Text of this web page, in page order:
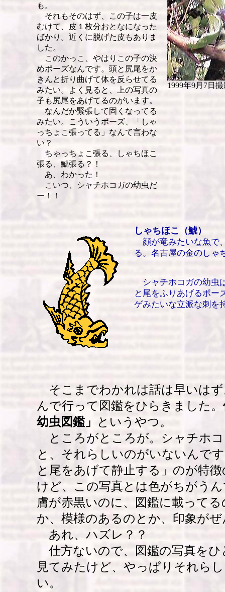
も。
それもそのはず、この子は一皮
むけて、皮１枚分おとなになった
ばかり。近くに脱げた皮もありま
した。
このかっこ、やはりこの子の決
めポーズなんです。頭と尻尾をか
きんと折り曲げて体を反らせてる
みたい。よく見ると、上の写真の
子も尻尾をあげてるのがいます。
なんだか緊張して固くなってる
みたい。こういうポーズ、「しゃ
っちょこ張ってる」なんて言わな
い？
ちゃっちょこ張る、しゃちほこ
張る、鯱張る？！
あ、わかった！
こいつ、シャチホコガの幼虫だ
ー！！
1999年9月7日
しゃちほこ（鯱）
顔が竜みたいな魚で
る。名古屋の金のしゃ
シャチホコガの幼虫
と尾をふりあげるポー
ゲみたいな立派な刺を
そこまでわかれは話は早いは
んで行って図鑑をひらきました。
幼虫図鑑」
というやつ。
ところがところが。シャチホ
と、それらしいのがいないんで
と尾をあげて静止する」のが特
けど、この写真とは色がちがう
膚が赤黒いのに、図鑑に載って
か、模様のあるのとか、印象が
あれ、ハズレ？？
仕方ないので、図鑑の写真をひ
見てみたけど、やっぱりそれら
い。